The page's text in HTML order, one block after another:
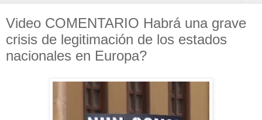
Video COMENTARIO Habrá una grave
crisis de legitimación de los estados
nacionales en Europa?